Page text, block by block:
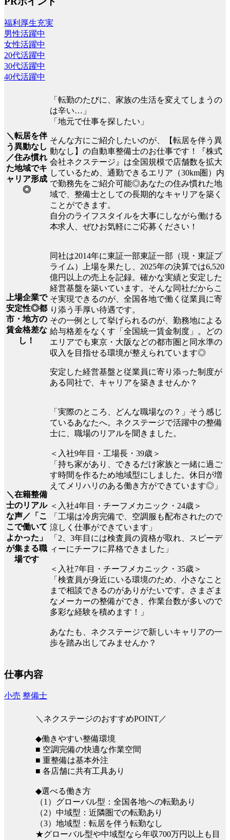
福利厚生充実
男性活躍中
女性活躍中
20代活躍中
30代活躍中
40代活躍中
＼転居を伴
う異動なし
／住み慣れ
た地域でキ
ャリア形成
◎
「転勤のたびに、家族の生活を変えてしまうの
は辛い…」
「地元で仕事を探したい」
そんな方にご紹介したいのが、【転居を伴う異
動なし】の自動車整備士のお仕事です！『株式
会社ネクステージ』は全国規模で店舗数を拡大
しているため、通勤できるエリア（30km圏）内
で勤務先をご紹介可能◎あなたの住み慣れた地
域で、整備士としての長期的なキャリアを築く
ことができます。
自分のライフスタイルを大事にしながら働ける
本求人、ぜひお気軽にご応募ください！
上場企業で
安定性◎都
市・地方の
賃金格差な
し！
同社は2014年に東証一部東証一部（現・東証プ
ライム）上場を果たし、2025年の決算では6,520
億円以上の売上を記録。確かな実績と安定した
経営基盤を築いています。そんな同社だからこ
そ実現できるのが、全国各地で働く従業員に寄
り添う手厚い待遇です。
その一例として挙げられるのが、勤務地による
給与格差をなくす「全国統一賃金制度」。どの
エリアでも東京・大阪などの都市圏と同水準の
収入を目指せる環境が整えられています◎
安定した経営基盤と従業員に寄り添った制度が
ある同社で、キャリアを築きませんか？
＼在籍整備
士のリアル
な声／「こ
こで働いて
よかった」
が集まる職
場です
「実際のところ、どんな職場なの？」そう感じ
ているあなたへ。ネクステージで活躍中の整備
士に、職場のリアルを聞きました。
＜入社9年目・工場長・39歳＞
「持ち家があり、できるだけ家族と一緒に過ご
す時間を作るため地域型にしました。休日が増
えてメリハリのある働き方ができています◎」
＜入社4年目・チーフメカニック・24歳＞
「工場は冷房完備で、空調服も配布されたので
涼しく仕事ができています」
「2、3年目には検査員の資格が取れ、スピーデ
ィーにチーフに昇格できました」
＜入社7年目・チーフメカニック・35歳＞
「検査員が身近にいる環境のため、小さなこと
まで相談できるのがありがたいです。さまざま
なメーカーの整備ができ、作業台数が多いので
多彩な経験を積めます！」
あなたも、ネクステージで新しいキャリアの一
歩を踏み出してみませんか？
仕事内容
小売 整備士
＼ネクステージのおすすめPOINT／
◆働きやすい整備環境
■ 空調完備の快適な作業空間
■ 重整備は基本外注
■ 各店舗に共有工具あり
◆選べる働き方
（1）グローバル型：全国各地への転勤あり
（2）中域型：近隣圏での転勤あり
（3）地域型：転居を伴う転勤なし
★グローバル型や中域型なら年収700万円以上も目